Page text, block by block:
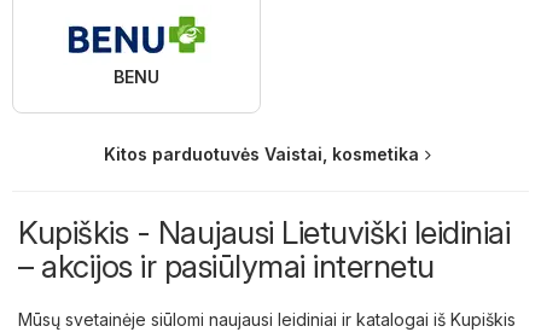
BENU
Kitos parduotuvės Vaistai, kosmetika
Kupiškis - Naujausi Lietuviški leidiniai
– akcijos ir pasiūlymai internetu
Mūsų svetainėje siūlomi naujausi leidiniai ir katalogai iš Kupiškis